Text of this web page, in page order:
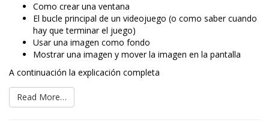
Como crear una ventana
El bucle principal de un videojuego (o como saber cuando
hay que terminar el juego)
Usar una imagen como fondo
Mostrar una imagen y mover la imagen en la pantalla
A continuación la explicación completa
Read More…